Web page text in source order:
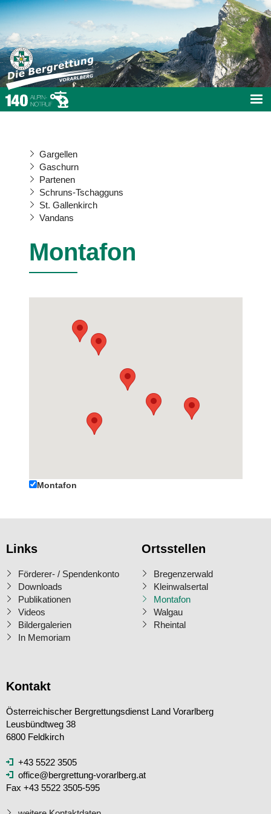
Gargellen
Gaschurn
Partenen
Schruns-Tschagguns
St. Gallenkirch
Vandans
Montafon
Montafon
Links
Förderer- / Spendenkonto
Downloads
Publikationen
Videos
Bildergalerien
In Memoriam
Ortsstellen
Bregenzerwald
Kleinwalsertal
Montafon
Walgau
Rheintal
Kontakt
Österreichischer Bergrettungsdienst Land Vorarlberg
Leusbündtweg 38
6800 Feldkirch
+43 5522 3505
office@bergrettung-vorarlberg.at
Fax +43 5522 3505-595